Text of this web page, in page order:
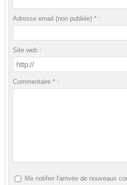
Adresse email (non publiée) * :
Site web :
Commentaire * :
Me notifier l'arrivée de nouveaux